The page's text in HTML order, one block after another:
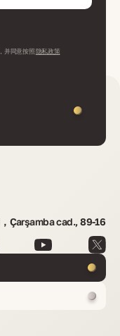
并同意按照隐私政策
Çarşamba cad., 89-16